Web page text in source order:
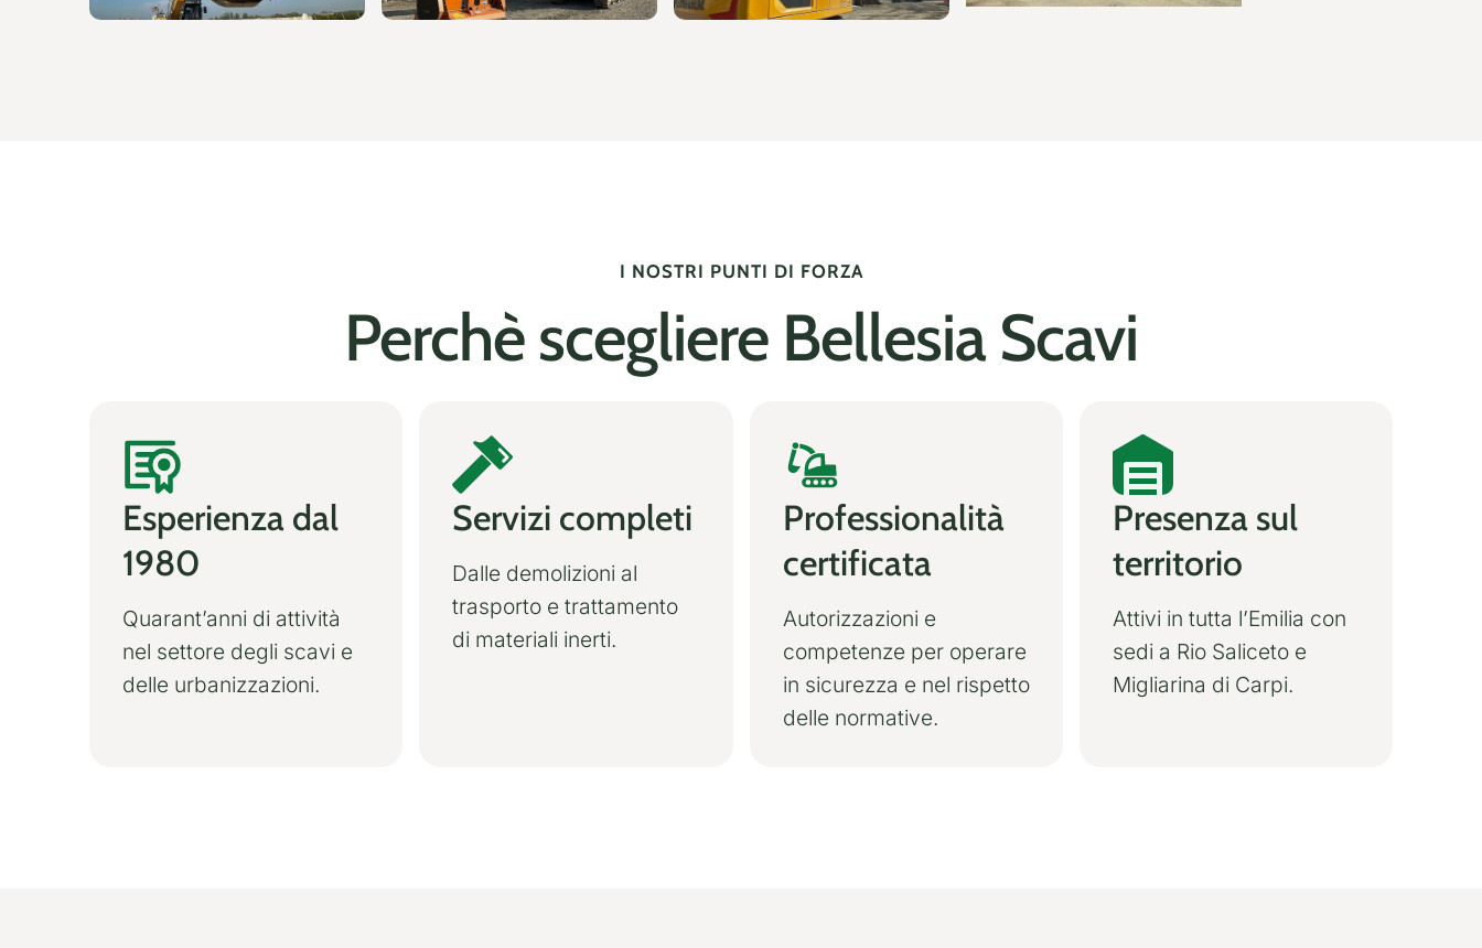
I NOSTRI PUNTI DI FORZA
Perchè scegliere Bellesia Scavi
Esperienza dal
1980
Quarant’anni di attività
nel settore degli scavi e
delle urbanizzazioni.
Servizi completi
Dalle demolizioni al
trasporto e trattamento
di materiali inerti.
Professionalità
certificata
Autorizzazioni e
competenze per operare
in sicurezza e nel rispetto
delle normative.
Presenza sul
territorio
Attivi in tutta l’Emilia con
sedi a Rio Saliceto e
Migliarina di Carpi.